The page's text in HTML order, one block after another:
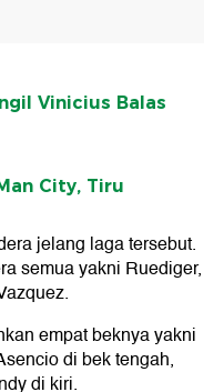
Vinicius Balas
City, Tiru
jelang laga tersebut.
semua yakni Ruediger,
empat beknya yakni
di bek tengah,
di kiri.